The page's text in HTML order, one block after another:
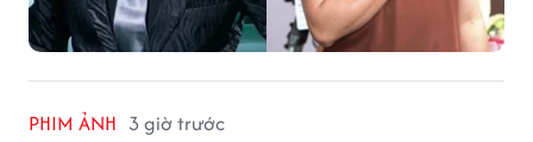
PHIM ẢNH 3 giờ trước